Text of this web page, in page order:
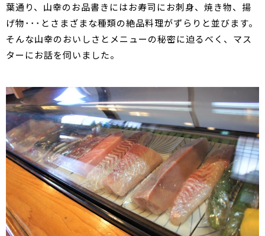
葉通り、山幸のお品書きにはお寿司にお刺身、焼き物、揚
げ物･･･とさまざまな種類の絶品料理がずらりと並びます。
そんな山幸のおいしさとメニューの秘密に迫るべく、マス
ターにお話を伺いました。